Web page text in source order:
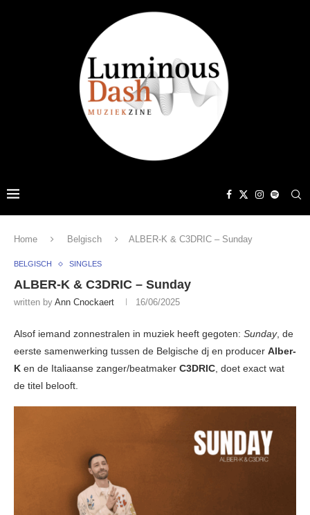
Home Belgisch ALBER-K & C3DRIC – Sunday
BELGISCH SINGLES
ALBER-K & C3DRIC – Sunday
written by Ann Cnockaert 16/06/2025
Alsof iemand zonnestralen in muziek heeft gegoten: Sunday, de
eerste samenwerking tussen de Belgische dj en producer Alber-
K en de Italiaanse zanger/beatmaker C3DRIC, doet exact wat
de titel belooft.